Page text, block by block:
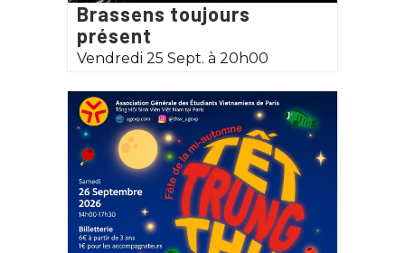
Brassens toujours
présent
Vendredi 25 Sept. à 20h00